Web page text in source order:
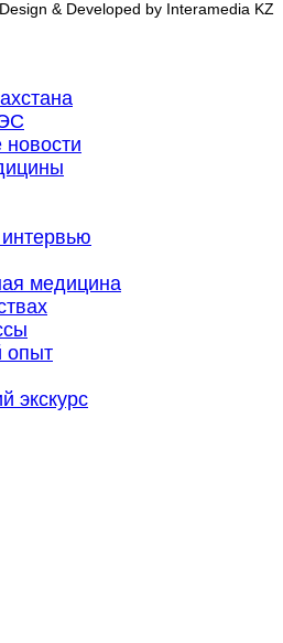
Design & Developed by Interamedia KZ
медицина
опыт
экскурс